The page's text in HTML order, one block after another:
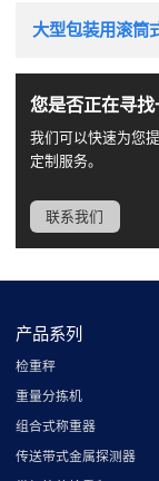
大型包装用滚筒
您是否正在寻找
我们可以快速为您
定制服务。
联系我们
产品系列
检重秤
重量分拣机
组合式称重器
传送带式金属探测器